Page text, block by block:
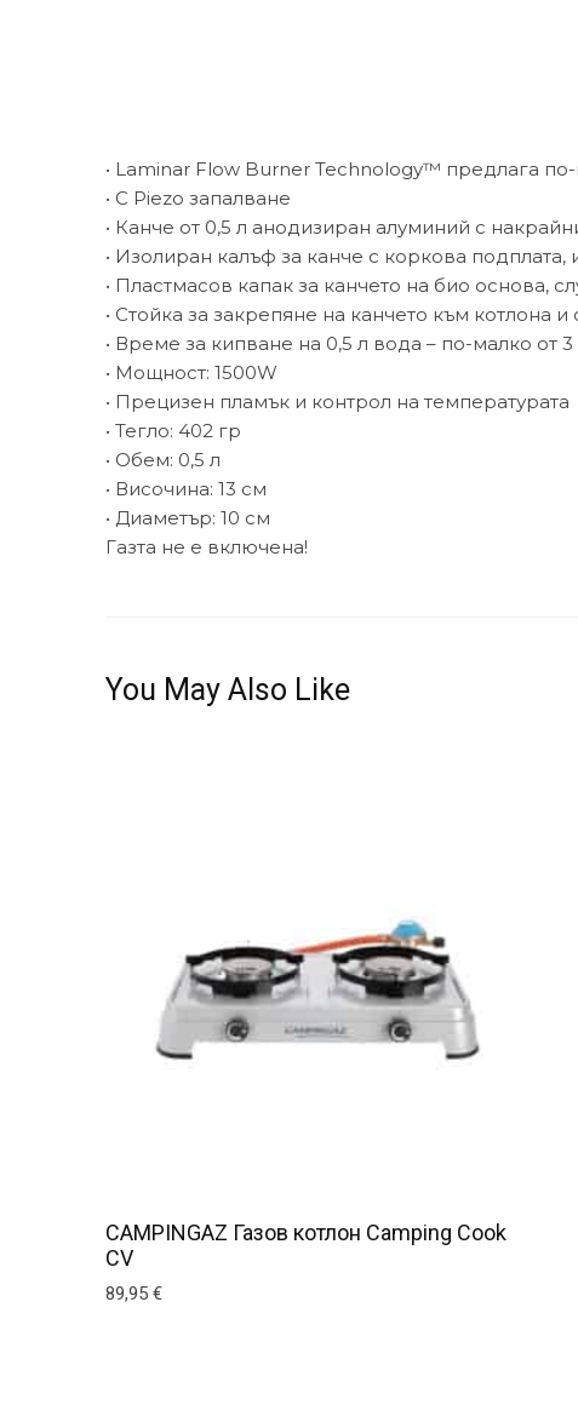
• Laminar Flow Burner Technology™ предлага
• С Piezo запалване
• Канче от 0,5 л анодизиран алуминий с
• Изолиран калъф за канче с коркова подплата,
• Пластмасов капак за канчето на био основа,
• Стойка за закрепяне на канчето към котлона
• Време за кипване на 0,5 л вода – по-малко от
• Мощност: 1500W
• Прецизен пламък и контрол на температурата
• Тегло: 402 гр
• Обем: 0,5 л
• Височина: 13 см
• Диаметър: 10 см
Газта не е включена!
You May Also Like
CAMPINGAZ Газов котлон Camping Cook
CV
89,95 €